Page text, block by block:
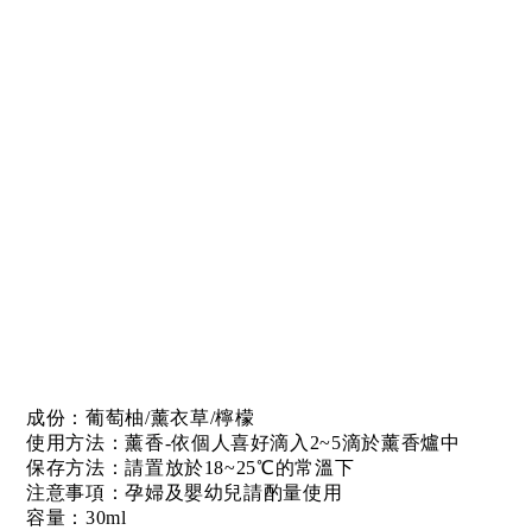
成份 ： 葡萄柚/薰衣草/檸檬
使用方法：薰香-依個人喜好滴入2~5滴於薰香爐中
保存方法：請置放於18~25℃的常溫下
注意事項：孕婦及嬰幼兒請酌量使用
容量：30ml